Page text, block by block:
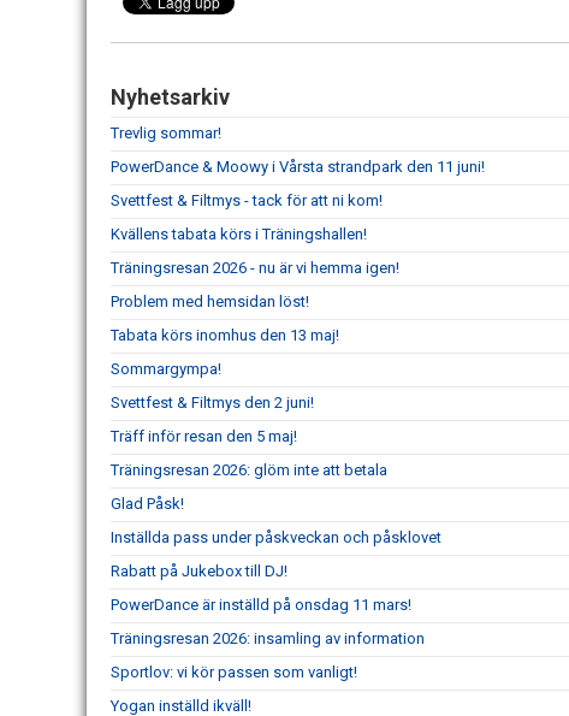
Nyhetsarkiv
Trevlig sommar!
PowerDance & Moowy i Vårsta strandpark den 11 juni!
Svettfest & Filtmys - tack för att ni kom!
Kvällens tabata körs i Träningshallen!
Träningsresan 2026 - nu är vi hemma igen!
Problem med hemsidan löst!
Tabata körs inomhus den 13 maj!
Sommargympa!
Svettfest & Filtmys den 2 juni!
Träff inför resan den 5 maj!
Träningsresan 2026: glöm inte att betala
Glad Påsk!
Inställda pass under påskveckan och påsklovet
Rabatt på Jukebox till DJ!
PowerDance är inställd på onsdag 11 mars!
Träningsresan 2026: insamling av information
Sportlov: vi kör passen som vanligt!
Yogan inställd ikväll!